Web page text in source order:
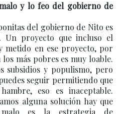
y lo feo del gobierno de
del gobierno de Nito es
Un proyecto que incluso el
metido en ese proyecto, por
más pobres es muy loable.
subsidios y populismo, pero
seguir permitiendo que
eso es inaceptable.
alguna solución hay que
es la estrategia de